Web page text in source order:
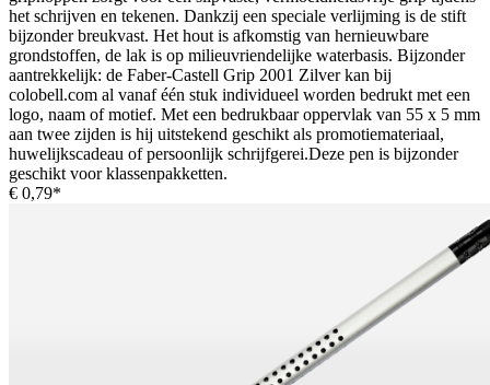
het schrijven en tekenen. Dankzij een speciale verlijming is de stift
bijzonder breukvast. Het hout is afkomstig van hernieuwbare
grondstoffen, de lak is op milieuvriendelijke waterbasis. Bijzonder
aantrekkelijk: de Faber-Castell Grip 2001 Zilver kan bij
colobell.com al vanaf één stuk individueel worden bedrukt met een
logo, naam of motief. Met een bedrukbaar oppervlak van 55 x 5 mm
aan twee zijden is hij uitstekend geschikt als promotiemateriaal,
huwelijkscadeau of persoonlijk schrijfgerei.Deze pen is bijzonder
geschikt voor klassenpakketten.
€ 0,79*